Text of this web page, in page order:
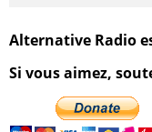
Alternative Radio
Si vous aimez,